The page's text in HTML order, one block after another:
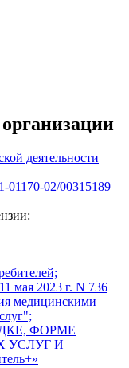
деятельности
01170-02/00315189
мая 2023 г. N 736
медицинскими
ФОРМЕ
УСЛУГ И